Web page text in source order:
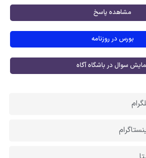
مشاهده پاسخ
بورس در روزنامه
سوال در باشگاه آگاه